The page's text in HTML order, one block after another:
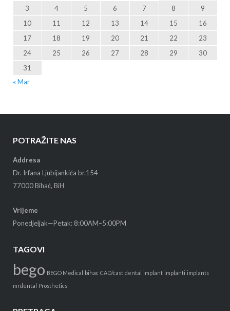
3
4 5 6 7 8
9
10
11 12 13 14 15
16
17
18 19 20 21 22
23
24
25 26 27 28 29
30
31
« Mar
POTRAŽITE NAS
Addresa
Dr. Irfana Ljubijankića br.154
77000 Bihać, BiH
Vrijeme
Ponedjeljak—Petak: 8:00AM–5:00PM
TAGOVI
bego BEGO Medical bihac CAD/cast dental implant implanti implants
mrdental
Prosthetics